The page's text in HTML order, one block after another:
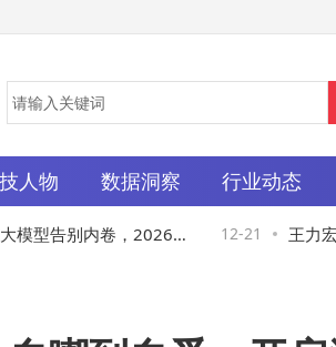
人物 数据洞察 行业动态
型告别内卷，2026年 12-21 王力宏
转发视